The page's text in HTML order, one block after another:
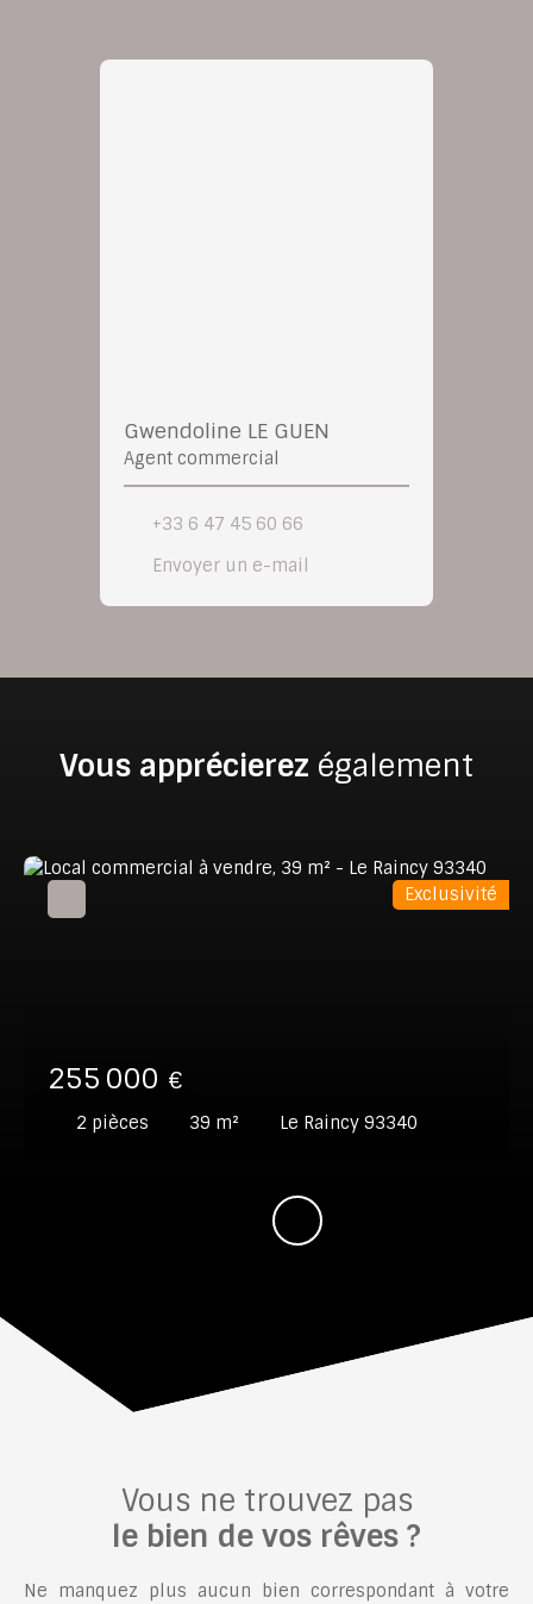
Gwendoline LE GUEN
Agent commercial
+33 6 47 45 60 66
Envoyer un e-mail
Vous apprécierez également
255 000 €
2 pièces 39 m² Le Raincy 93340
Exclusivité
Vous ne trouvez pas
le bien de vos rêves ?
Ne manquez plus aucun bien correspondant à votre